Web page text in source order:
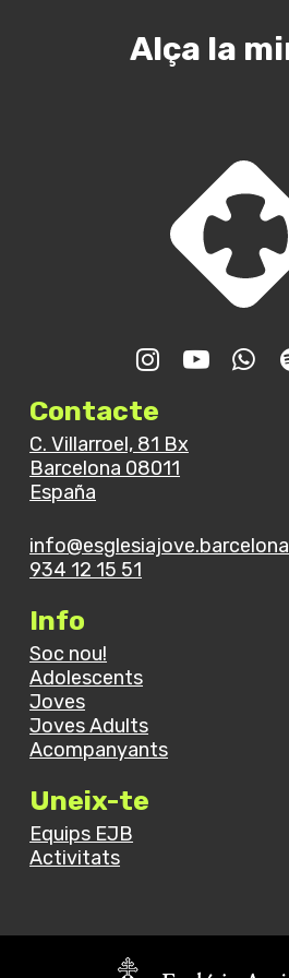
Trobada GJR –
Alça la
Contacte
C. Villarroel, 81 Bx
Barcelona 08011
España
info@esglesiajove.barcelona
934 12 15 51
Info
Soc nou!
Adolescents
Joves
Joves Adults
Acompanyants
Uneix-te
Equips EJB
Activitats